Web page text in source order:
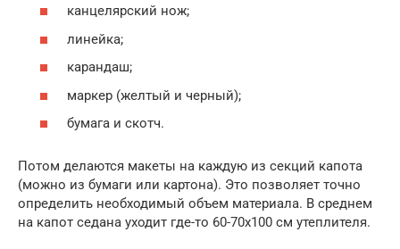
канцелярский нож;
линейка;
карандаш;
маркер (желтый и черный);
бумага и скотч.
Потом делаются макеты на каждую из секций капота
(можно из бумаги или картона). Это позволяет точно
определить необходимый объем материала. В среднем
на капот седана уходит где-то 60-70х100 см утеплителя.